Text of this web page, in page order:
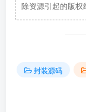
除资源引起的版权
封装源码